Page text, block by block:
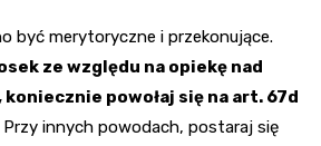
być merytoryczne i przekonujące.
ze względu na opiekę nad
powołaj się na art. 67d
Przy innych powodach, postaraj się